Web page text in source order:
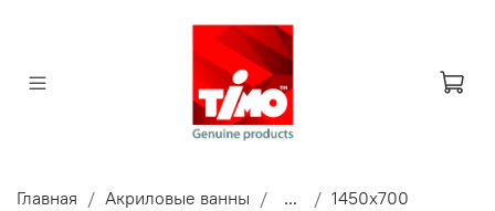
Главная Акриловые ванны ... 1450x700